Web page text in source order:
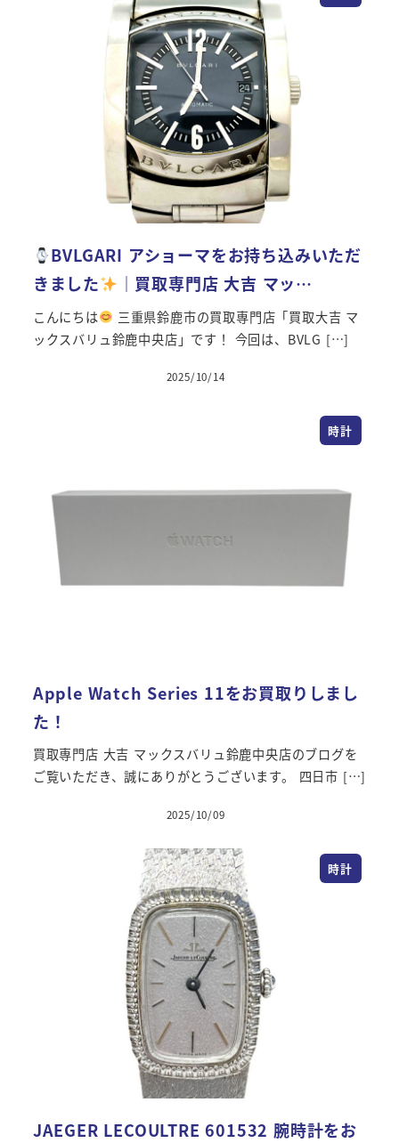
BVLGARI アショーマをお持ち込みいただ
きました
｜買取専門店 大吉 マッ…
こんにちは
三重県鈴鹿市の買取専門店「買取大吉 マ
ックスバリュ鈴鹿中央店」です！ 今回は、BVLG […]
投稿日
2025/10/14
時計
Apple Watch Series 11をお買取りしまし
た！
買取専門店 大吉 マックスバリュ鈴鹿中央店のブログを
ご覧いただき、誠にありがとうございます。 四日市 […]
投稿日
2025/10/09
時計
JAEGER LECOULTRE 601532 腕時計をお